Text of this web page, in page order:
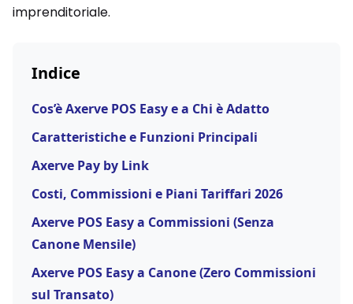
imprenditoriale.
Indice
Cos’è Axerve POS Easy e a Chi è Adatto
Caratteristiche e Funzioni Principali
Axerve Pay by Link
Costi, Commissioni e Piani Tariffari 2026
Axerve POS Easy a Commissioni (Senza
Canone Mensile)
Axerve POS Easy a Canone (Zero Commissioni
sul Transato)